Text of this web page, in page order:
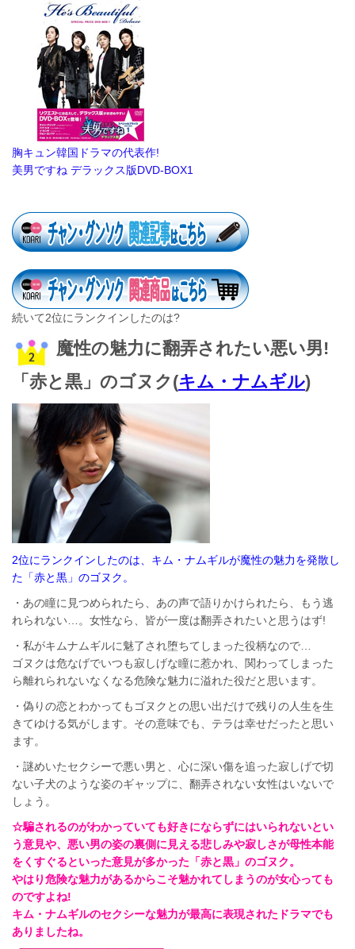
胸キュン韓国ドラマの代表作!
美男ですね デラックス版DVD-BOX1
続いて2位にランクインしたのは?
魔性の魅力に翻弄されたい悪い男!
「赤と黒」のゴヌク(キム・ナムギル)
2位にランクインしたのは、キム・ナムギルが魔性の魅力を発散し
た「赤と黒」のゴヌク。
・あの瞳に見つめられたら、あの声で語りかけられたら、もう逃
れられない…。女性なら、皆が一度は翻弄されたいと思うはず!
・私がキムナムギルに魅了され堕ちてしまった役柄なので…
ゴヌクは危なげでいつも寂しげな瞳に惹かれ、関わってしまった
ら離れられないなくなる危険な魅力に溢れた役だと思います。
・偽りの恋とわかってもゴヌクとの思い出だけで残りの人生を生
きてゆける気がします。その意味でも、テラは幸せだったと思い
ます。
・謎めいたセクシーで悪い男と、心に深い傷を追った寂しげで切
ない子犬のような姿のギャップに、翻弄されない女性はいないで
しょう。
☆騙されるのがわかっていても好きにならずにはいられないとい
う意見や、悪い男の姿の裏側に見える悲しみや寂しさが母性本能
をくすぐるといった意見が多かった「赤と黒」のゴヌク。
やはり危険な魅力があるからこそ魅かれてしまうのが女心っても
のですよね!
キム・ナムギルのセクシーな魅力が最高に表現されたドラマでも
ありましたね。